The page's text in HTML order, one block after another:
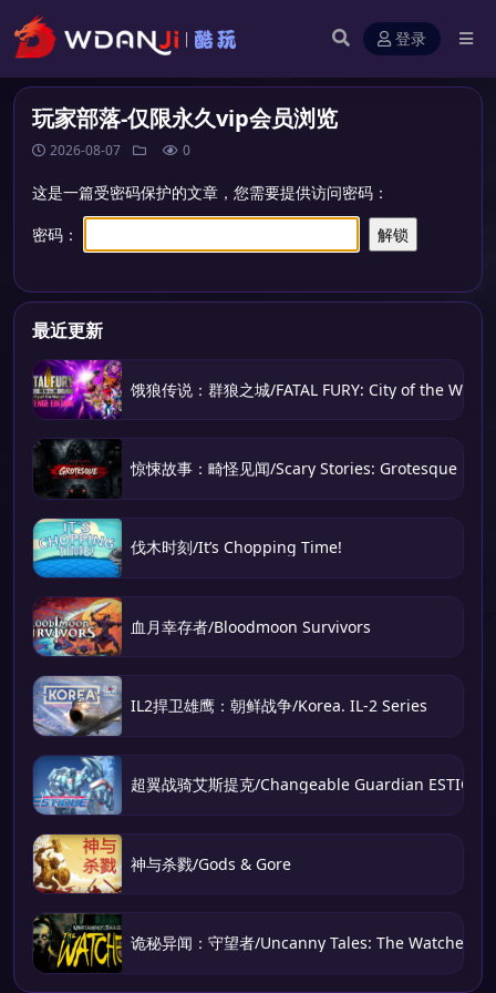
登录
玩家部落-仅限永久vip会员浏览
2026-08-07 0
这是一篇受密码保护的文章，您需要提供访问密码：
密码：
最近更新
饿狼传说：群狼之城/FATAL FURY: City of the
惊悚故事：畸怪见闻/Scary Stories: Grotesque
伐木时刻/It’s Chopping Time!
血月幸存者/Bloodmoon Survivors
IL2捍卫雄鹰：朝鲜战争/Korea. IL-2 Series
超翼战骑艾斯提克/Changeable Guardian ESTIQUE
神与杀戮/Gods & Gore
诡秘异闻：守望者/Uncanny Tales: The Watcher